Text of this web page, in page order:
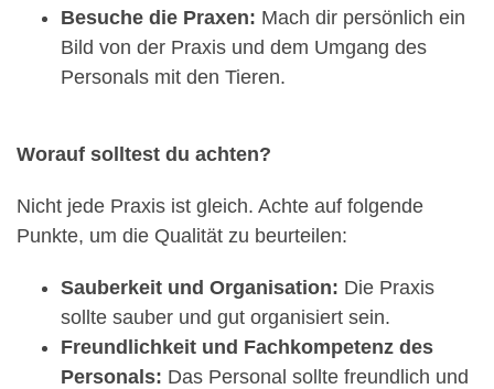
Besuche die Praxen: Mach dir persönlich ein
Bild von der Praxis und dem Umgang des
Personals mit den Tieren.
Worauf solltest du achten?
Nicht jede Praxis ist gleich. Achte auf folgende
Punkte, um die Qualität zu beurteilen:
Sauberkeit und Organisation: Die Praxis
sollte sauber und gut organisiert sein.
Freundlichkeit und Fachkompetenz des
Personals: Das Personal sollte freundlich und